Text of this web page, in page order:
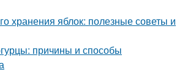
хранения яблок: полезные советы и
причины и способы